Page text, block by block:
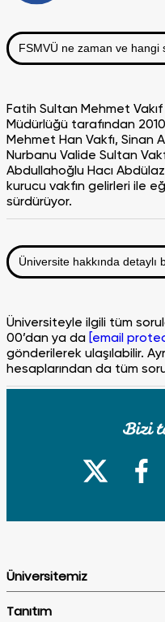
FSMVÜ ne zaman ve hangi
Fatih Sultan Mehmet
Müdürlüğü tarafından
Mehmet Han Vakfı, Sinan
Nurbanu Valide Sultan
Abdullahoğlu Hacı
kurucu vakfın gelirleri ile
sürdürüyor.
Üniversite hakkında
Üniversiteyle ilgili tüm
00’dan ya da [email
gönderilerek ulaşılabilir.
hesaplarından da tüm
Üniversitenin eğitim dili
Mimarlık ve Tasarım
Eğitim ücretlerinde yıllık
Üniversitemiz
Tanıtım